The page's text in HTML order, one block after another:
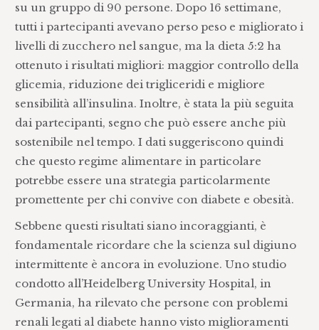
su un gruppo di 90 persone. Dopo 16 settimane,
tutti i partecipanti avevano perso peso e migliorato i
livelli di zucchero nel sangue, ma la dieta 5:2 ha
ottenuto i risultati migliori: maggior controllo della
glicemia, riduzione dei trigliceridi e migliore
sensibilità all’insulina. Inoltre, è stata la più seguita
dai partecipanti, segno che può essere anche più
sostenibile nel tempo. I dati suggeriscono quindi
che questo regime alimentare in particolare
potrebbe essere una strategia particolarmente
promettente per chi convive con diabete e obesità.
Sebbene questi risultati siano incoraggianti, è
fondamentale ricordare che la scienza sul digiuno
intermittente è ancora in evoluzione. Uno studio
condotto all’Heidelberg University Hospital, in
Germania, ha rilevato che persone con problemi
renali legati al diabete hanno visto miglioramenti